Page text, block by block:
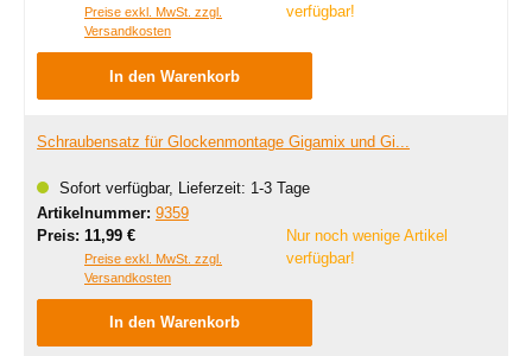
Preise exkl. MwSt. zzgl.
Versandkosten
verfügbar!
In den Warenkorb
Schraubensatz für Glockenmontage Gigamix und Gi...
Sofort verfügbar, Lieferzeit: 1-3 Tage
Artikelnummer: 9359
Preis: Regulärer Preis:
11,99 €
Preise exkl. MwSt. zzgl.
Versandkosten
Nur noch wenige Artikel
verfügbar!
In den Warenkorb